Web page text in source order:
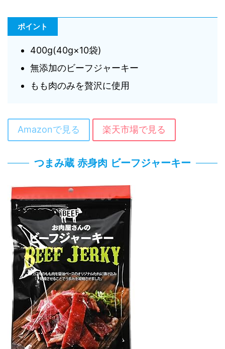
ポイント
400g(40g×10袋)
無添加のビーフジャーキー
もも肉のみを贅沢に使用
Amazonで見る 楽天市場で見る
つまみ蔵 赤身肉 ビーフジャーキー